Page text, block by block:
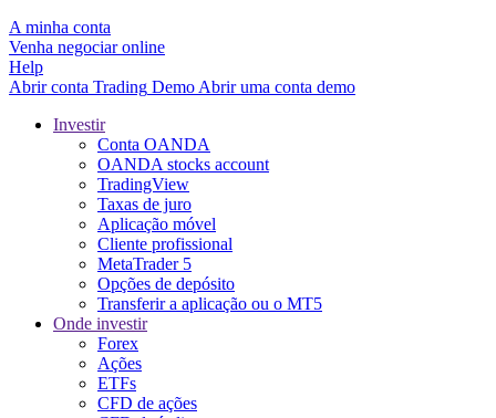
A minha conta
Venha negociar online
Help
Abrir conta Trading Demo Abrir uma conta demo
Investir
Conta OANDA
OANDA stocks account
TradingView
Taxas de juro
Aplicação móvel
Cliente profissional
MetaTrader 5
Opções de depósito
Transferir a aplicação ou o MT5
Onde investir
Forex
Ações
ETFs
CFD de ações